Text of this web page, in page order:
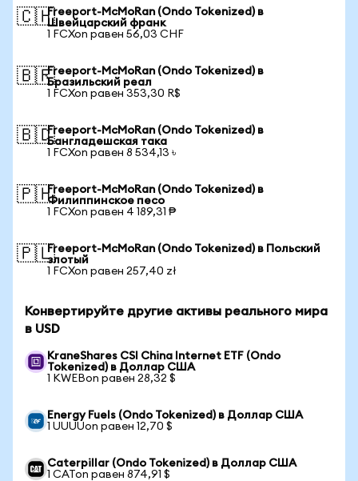
🇨🇭Freeport-McMoRan (Ondo Tokenized) в
Швейцарский франк
1 FCXon равен 56,03 CHF
🇧🇷Freeport-McMoRan (Ondo Tokenized) в
Бразильский реал
1 FCXon равен 353,30 R$
🇧🇩Freeport-McMoRan (Ondo Tokenized) в
Бангладешская така
1 FCXon равен 8 534,13 ৳
🇵🇭Freeport-McMoRan (Ondo Tokenized) в
Филиппинское песо
1 FCXon равен 4 189,31 ₱
🇵🇱Freeport-McMoRan (Ondo Tokenized) в Польский
злотый
1 FCXon равен 257,40 zł
Конвертируйте другие активы реального мира
в USD
KraneShares CSI China Internet ETF (Ondo
Tokenized) в Доллар США
1 KWEBon равен 28,32 $
Energy Fuels (Ondo Tokenized) в Доллар США
1 UUUUon равен 12,70 $
Caterpillar (Ondo Tokenized) в Доллар США
1 CATon равен 874,91 $